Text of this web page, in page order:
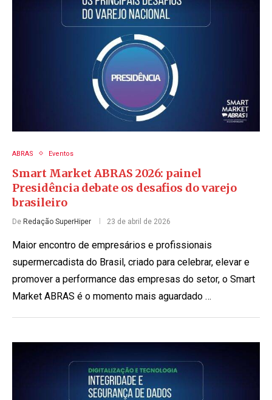
ABRAS Eventos
Smart Market ABRAS 2026: painel
Presidência debate os desafios do varejo
brasileiro
De Redação SuperHiper 23 de abril de 2026
Maior encontro de empresários e profissionais
supermercadista do Brasil, criado para celebrar, elevar e
promover a performance das empresas do setor, o Smart
Market ABRAS é o momento mais aguardado …